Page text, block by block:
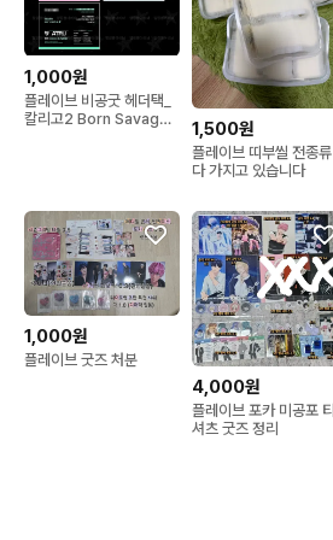
1,000원
플레이브 비공굿 헤더택_
칼리고2 Born Savage
1,500원
플레이브 띠부씰 전종류
다 가지고 있습니다
1,000원
플레이브 굿즈 처분
4,000원
플레이브 포카 미공포 티
셔츠 굿즈 정리